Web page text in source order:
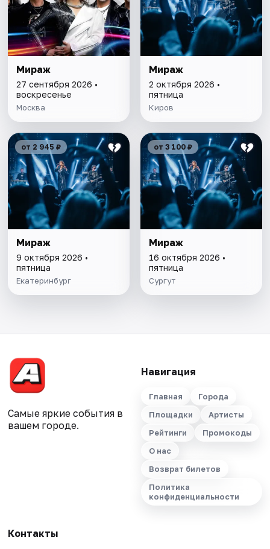
Мираж
27 сентября 2026 •
воскресенье
Москва
Мираж
2 октября 2026 •
пятница
Киров
от 2 945 ₽
Мираж
9 октября 2026 •
пятница
Екатеринбург
от 3 100 ₽
Мираж
16 октября 2026 •
пятница
Сургут
Самые яркие события в
вашем городе.
Навигация
Главная
Города
Площадки
Артисты
Рейтинги
Промокоды
О нас
Возврат билетов
Политика
конфиденциальности
Контакты